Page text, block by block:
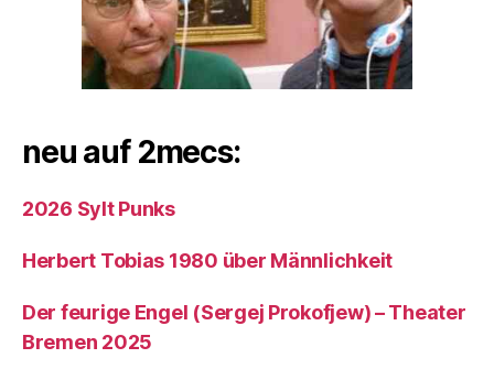
neu auf 2mecs:
2026 Sylt Punks
Herbert Tobias 1980 über Männlichkeit
Der feurige Engel (Sergej Prokofjew) – Theater
Bremen 2025